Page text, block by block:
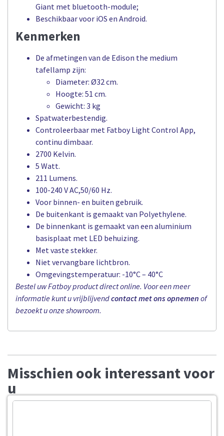
Giant met bluetooth-module;
Beschikbaar voor iOS en Android.
Kenmerken
De afmetingen van de Edison the medium
tafellamp zijn:
Diameter: Ø32 cm.
Hoogte: 51 cm.
Gewicht: 3 kg
Spatwaterbestendig.
Controleerbaar met Fatboy Light Control App,
continu dimbaar.
2700 Kelvin.
5 Watt.
211 Lumens.
100-240 V AC,50/60 Hz.
Voor binnen- en buiten gebruik.
De buitenkant is gemaakt van Polyethylene.
De binnenkant is gemaakt van een aluminium
basisplaat met LED behuizing.
Met vaste stekker.
Niet vervangbare lichtbron.
Omgevingstemperatuur: -10°C – 40°C
Bestel uw Fatboy product direct online. Voor een meer
informatie kunt u vrijblijvendcontact met ons opnemen of
bezoekt u onze showroom.
Misschien ook interessant voor
u